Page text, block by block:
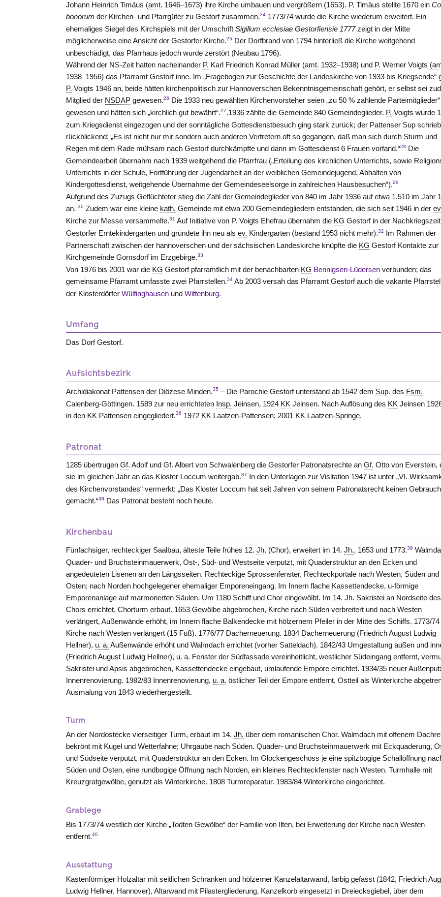
Johann Heinrich Timäus (amt. 1646–1673) ihre Kirche umbauen und vergrößern (1653). P. Timäus stellte 1670 ein
bonorum der Kirchen- und Pfarrgüter zu Gestorf zusammen.24 1773/74 wurde die Kirche wiederum erweitert. Ein
ehemaliges Siegel des Kirchspiels mit der UmschriftSigillum ecclesiae Gestorfiensie 1777zeigt in der Mitte
möglicherweise eine Ansicht der Gestorfer Kirche.25 Der Dorfbrand von 1794 hinterließ die Kirche weitgehend
unbeschädigt, das Pfarrhaus jedoch wurde zerstört (Neubau 1796).
Während der NS-Zeit hatten nacheinander P. Karl Friedrich Konrad Müller (amt. 1932–1938) und P. Werner Voigts (
1938–1956) das Pfarramt Gestorf inne. Im „Fragebogen zur Geschichte der Landeskirche von 1933 bis Kriegsende“
P. Voigts 1946 an, beide hätten kirchenpolitisch zur Hannoverschen Bekenntnisgemeinschaft gehört, er selbst sei
Mitglied der NSDAP gewesen.26 Die 1933 neu gewählten Kirchenvorsteher seien „zu 50 % zahlende Parteimitglieder“
gewesen und hätten sich „kirchlich gut bewährt“.27.1936 zählte die Gemeinde 840 Gemeindeglieder. P. Voigts wurde
zum Kriegsdienst eingezogen und der sonntägliche Gottesdienstbesuch ging stark zurück; der Pattenser Sup schrieb
rückblickend: „Es ist nicht nur mir sondern auch anderen Vertretern oft so gegangen, daß man sich durch Sturm und
Regen mit dem Rade mühsam nach Gestorf durchkämpfte und dann im Gottesdienst 6 Frauen vorfand.“28 Die
Gemeindearbeit übernahm nach 1939 weitgehend die Pfarrfrau („Erteilung des kirchlichen Unterrichts, sowie
Unterrichts in der Schule, Fortführung der Jugendarbeit an der weiblichen Gemeindejugend, Abhalten von
Kindergottesdienst, weitgehende Übernahme der Gemeindeseelsorge in zahlreichen Hausbesuchen“).29
Aufgrund des Zuzugs Geflüchteter stieg die Zahl der Gemeindeglieder von 840 im Jahr 1936 auf etwa 1.510 im Jahr
an.30 Zudem war eine kleine kath. Gemeinde mit etwa 200 Gemeindegliedern entstanden, die sich seit 1946 in der
Kirche zur Messe versammelte.31 Auf Initiative von P. Voigts Ehefrau übernahm die KG Gestorf in der
Gestorfer Erntekindergarten und gründete ihn neu alsev. Kindergarten (bestand 1953 nicht mehr).32 Im Rahmen der
Partnerschaft zwischen der hannoverschen und der sächsischen Landeskirche knüpfte die KG Gestorf Kontakte zur
Kirchgemeinde Gornsdorf im Erzgebirge.33
Von 1976 bis 2001 war die KG Gestorf pfarramtlich mit der benachbarten KG Bennigsen-Lüdersen verbunden; das
gemeinsame Pfarramt umfasste zwei Pfarrstellen.34 Ab 2003 versah das Pfarramt Gestorf auch die vakante
der KlosterdörferWülfinghausen undWittenburg.
Umfang
Das Dorf Gestorf.
Aufsichtsbezirk
Archidiakonat Pattensen der Diözese Minden.35 – Die Parochie Gestorf unterstand ab 1542 dem Sup. des Fsm.
Calenberg-Göttingen. 1589 zur neu errichteten Insp. Jeinsen, 1924 KK Jeinsen. Nach Auflösung des KK Jeinsen
in den KK Pattensen eingegliedert.36 1972 KK Laatzen-Pattensen; 2001 KK Laatzen-Springe.
Patronat
1285 übertrugenGf. Adolf undGf. Albert von Schwalenberg die Gestorfer Patronatsrechte anGf. Otto von Everstein,
sie im gleichen Jahr an das Kloster Loccum weitergab.37 In den Unterlagen zur Visitation 1947 ist unter „VI.
des Kirchenvorstandes“ vermerkt: „Das Kloster Loccum hat seit Jahren von seinem Patronatsrecht keinen Gebrauch
gemacht.“38 Das Patronat besteht noch heute.
Kirchenbau
Fünfachsiger, rechteckiger Saalbau, älteste Teile frühes 12.Jh. (Chor), erweitert im 14.Jh., 1653 und 1773.39
Quader- und Bruchsteinmauerwerk, Ost-, Süd- und Westseite verputzt, mit Quaderstruktur an den Ecken und
angedeuteten Lisenen an den Längsseiten. Rechteckige Sprossenfenster, Rechteckportale nachWesten, Süden und
Osten; nach Norden hochgelegener ehemaliger Emporeneingang. Im Innern flache Kassettendecke, u-förmige
Emporenanlage auf marmorierten Säulen. Um 1180 Schiff und Chor eingewölbt. Im 14.Jh. Sakristei an Nordseite des
Chors errichtet, Chorturm erbaut. 1653 Gewölbe abgebrochen, Kirche nach Süden verbreitert und nachWesten
verlängert, Außenwände erhöht, im Innern flache Balkendecke mit hölzernem Pfeiler in der Mitte des Schiffs. 1773/74
Kirche nachWesten verlängert (15 Fuß). 1776/77 Dacherneuerung. 1834 Dacherneuerung (Friedrich August Ludwig
Hellner), u. a. Außenwände erhöht und Walmdach errichtet (vorher Satteldach). 1842/43 Umgestaltung außen und
(Friedrich August Ludwig Hellner), u. a. Fenster der Südfassade vereinheitlicht, westlicher Südeingang entfernt,
Sakristei und Apsis abgebrochen, Kassettendecke eingebaut, umlaufende Empore errichtet. 1934/35 neuer
Innenrenovierung. 1982/83 Innenrenovierung, u. a. östlicher Teil der Empore entfernt, Ostteil als Winterkirche
Ausmalung von 1843 wiederhergestellt.
Turm
An der Nordostecke vierseitiger Turm, erbaut im 14.Jh. über dem romanischen Chor. Walmdach mit offenem
bekrönt mit Kugel und Wetterfahne; Uhrgaube nach Süden. Quader- und Bruchsteinmauerwerk mit Eckquaderung,
und Südseite verputzt, mit Quaderstruktur an den Ecken. Im Glockengeschoss je eine spitzbogige Schallöffnung
Süden und Osten, eine rundbogige Öffnung nach Norden, ein kleines Rechteckfenster nachWesten. Turmhalle mit
Kreuzgratgewölbe, genutzt als Winterkirche. 1808 Turmreparatur. 1983/84 Winterkirche eingerichtet.
Grablege
Bis 1773/74 westlich der Kirche „Todten Gewölbe“ der Familie von Ilten, bei Erweiterung der Kirche nachWesten
entfernt.40
Ausstattung
Kastenförmiger Holzaltar mit seitlichen Schranken und hölzerner Kanzelaltarwand, farbig gefasst (1842, Friedrich
Ludwig Hellner, Hannover), Altarwand mit Pilastergliederung, Kanzelkorb eingesetzt in Dreiecksgiebel, über dem